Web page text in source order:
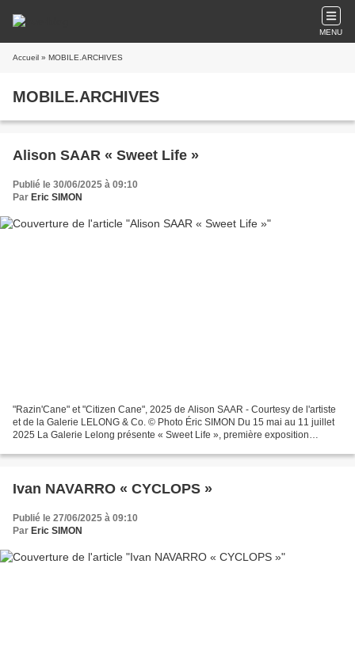
MENU
Accueil » MOBILE.ARCHIVES
MOBILE.ARCHIVES
Alison SAAR « Sweet Life »
Publié le 30/06/2025 à 09:10
Par Eric SIMON
"Razin'Cane" et "Citizen Cane", 2025 de Alison SAAR - Courtesy de l'artiste
et de la Galerie LELONG & Co. © Photo Éric SIMON Du 15 mai au 11 juillet
2025 La Galerie Lelong présente « Sweet Life », première exposition
Ivan NAVARRO « CYCLOPS »
Publié le 27/06/2025 à 09:10
Par Eric SIMON